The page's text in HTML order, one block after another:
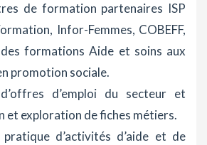
de formation partenaires ISP
Infor-Femmes, COBEFF,
formations Aide et soins aux
promotion sociale.
d’emploi du secteur et
et exploration de fiches métiers.
d’activités d’aide et de